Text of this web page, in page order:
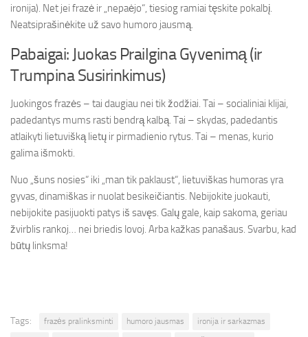
ironija). Net jei frazė ir „nepaėjo“, tiesiog ramiai tęskite pokalbį.
Neatsiprašinėkite už savo humoro jausmą.
Pabaigai: Juokas Prailgina Gyvenimą (ir
Trumpina Susirinkimus)
Juokingos frazės – tai daugiau nei tik žodžiai. Tai – socialiniai klijai,
padedantys mums rasti bendrą kalbą. Tai – skydas, padedantis
atlaikyti lietuvišką lietų ir pirmadienio rytus. Tai – menas, kurio
galima išmokti.
Nuo „šuns nosies“ iki „man tik paklaust“, lietuviškas humoras yra
gyvas, dinamiškas ir nuolat besikeičiantis. Nebijokite juokauti,
nebijokite pasijuokti patys iš savęs. Galų gale, kaip sakoma, geriau
žvirblis rankoj… nei briedis lovoj. Arba kažkas panašaus. Svarbu, kad
būtų linksma!
Tags: frazės pralinksminti humoro jausmas
ironija ir sarkazmas